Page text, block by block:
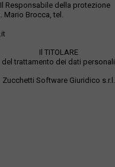
Responsabile della protezione
Mario Brocca, tel.
Il TITOLARE
del trattamento dei dati personali
Zucchetti Software Giuridico s.r.l.